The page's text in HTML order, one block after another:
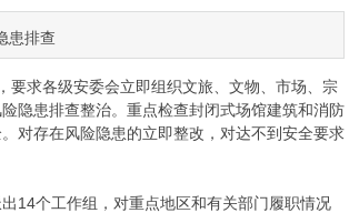
患排查
求各级安委会立即组织文旅、文物、市场、宗
隐患排查整治。重点检查封闭式场馆建筑和消防
对存在风险隐患的立即整改，对达不到安全要求
个工作组，对重点地区和有关部门履职情况